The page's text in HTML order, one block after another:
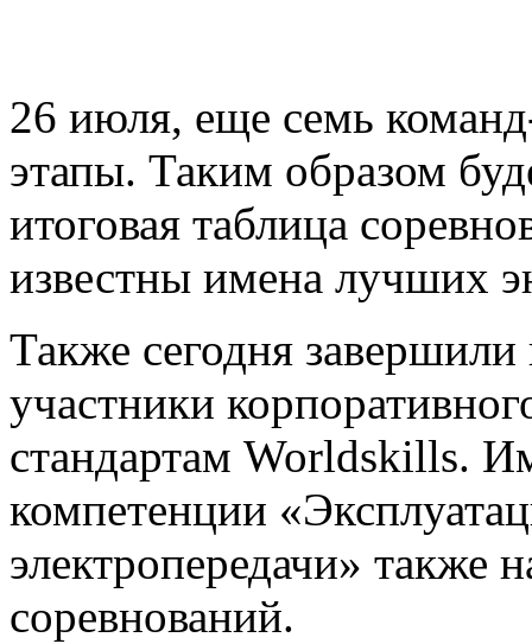
26 июля, еще семь
этапы. Таким образом
итоговая таблица
известны имена лучших
Также сегодня
участники
стандартам Worldskills.
компетенции
электропередачи» также
соревнований.